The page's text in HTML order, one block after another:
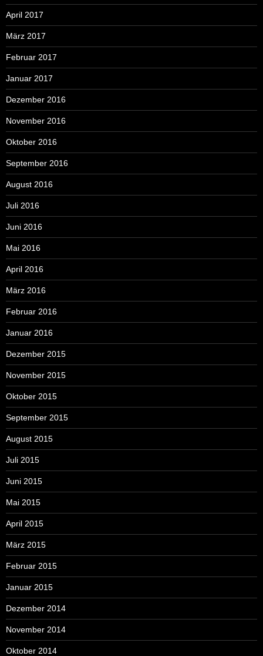
April 2017
März 2017
Februar 2017
Januar 2017
Dezember 2016
November 2016
Oktober 2016
September 2016
August 2016
Juli 2016
Juni 2016
Mai 2016
April 2016
März 2016
Februar 2016
Januar 2016
Dezember 2015
November 2015
Oktober 2015
September 2015
August 2015
Juli 2015
Juni 2015
Mai 2015
April 2015
März 2015
Februar 2015
Januar 2015
Dezember 2014
November 2014
Oktober 2014